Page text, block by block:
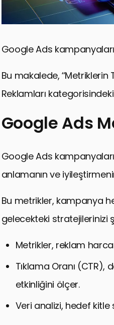
Google Ads
Bu makalede,
Reklamları
Google Ads
Metriklerin Takibi ve
Metriklerin Takibinde
Gelecekteki Trendler
Google Ads’de
Metriklerin
Google Ads’de
Google Ads
Google Ads
anlamanın ve
Bu metrikler, kampanya
gelecekteki stratejilerinizi
Metrikler, reklam
Tıklama Oranı
etkinliğini ölçer.
Veri analizi, hedef kitle